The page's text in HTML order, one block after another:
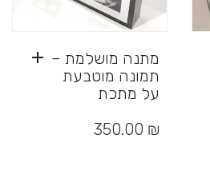
מתנה מושלמת –
תמונה מוטבעת
על מתכת
350.00 ₪